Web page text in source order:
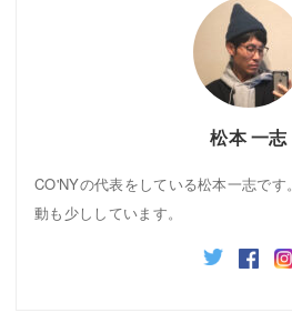
松本 一志
CO'NYの代表をしている松本一志で
動も少ししています。